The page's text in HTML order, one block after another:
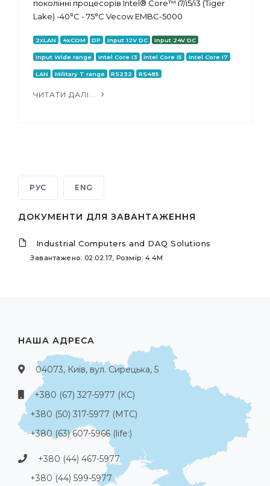
поколінні процесорів Intel® Core™ i7/i5/i3 (Tiger
Lake) -40°C - 75°C Vecow EMBC-5000
2xLAN 4xCOM DP Input 12V DC Input 24V DC
Input Wide range Intel Core i3 Intel Core i5 Intel Core i7
LAN Military T range RS232 RS485
ЧИТАТИ ДАЛІ...
РУС ENG
ДОКУМЕНТИ ДЛЯ ЗАВАНТАЖЕННЯ
Industrial Computers and DAQ Solutions
Завантажено: 02.02.17, Розмір: 4.4M
НАША АДРЕСА
04073, Київ, вул. Сирецька, 5
+380 (67) 327-5977 (КС)
+380 (50) 317-5977 (МТС)
+380 (63) 607-5966 (life:)
+380 (44) 467-5977
+380 (44) 599-5977